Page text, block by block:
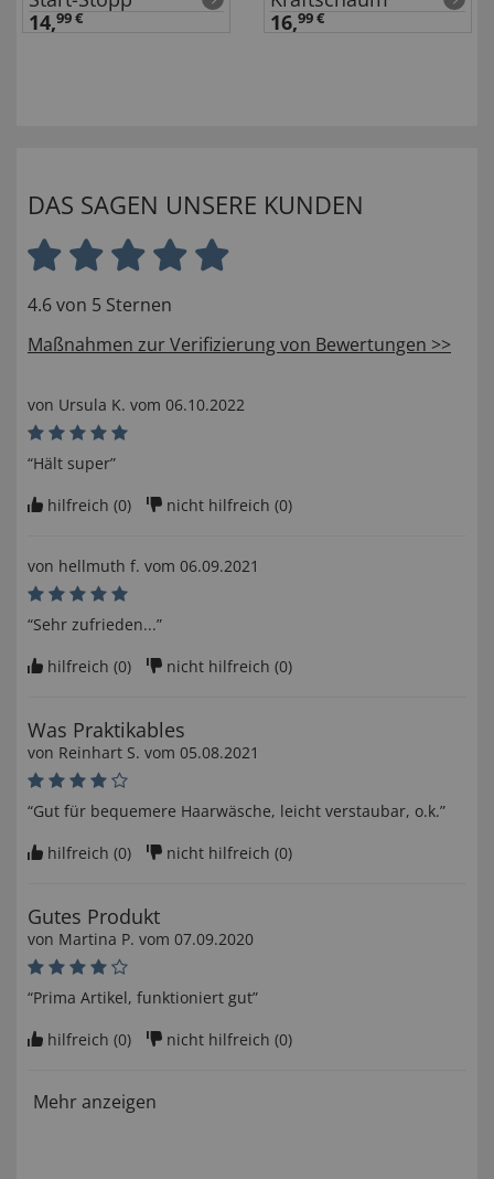
14,99 €
16,99 €
DAS SAGEN UNSERE KUNDEN
4.6 von 5 Sternen
Maßnahmen zur Verifizierung von Bewertungen >>
von Ursula K. vom 06.10.2022
“Hält super”
hilfreich (0) nicht hilfreich (0)
von hellmuth f. vom 06.09.2021
“Sehr zufrieden...”
hilfreich (0) nicht hilfreich (0)
Was Praktikables
von Reinhart S. vom 05.08.2021
“Gut für bequemere Haarwäsche, leicht verstaubar, o.k.”
hilfreich (0) nicht hilfreich (0)
Gutes Produkt
von Martina P. vom 07.09.2020
“Prima Artikel, funktioniert gut”
hilfreich (0) nicht hilfreich (0)
Mehr anzeigen